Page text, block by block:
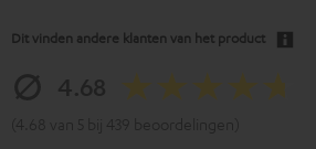
Dit vinden andere klanten van het product